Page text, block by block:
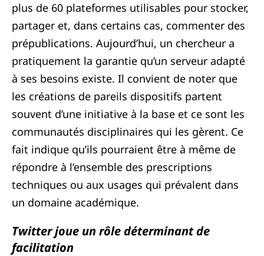
plus de 60 plateformes utilisables pour stocker,
partager et, dans certains cas, commenter des
prépublications. Aujourd’hui, un chercheur a
pratiquement la garantie qu’un serveur adapté
à ses besoins existe. Il convient de noter que
les créations de pareils dispositifs partent
souvent d’une initiative à la base et ce sont les
communautés disciplinaires qui les gèrent. Ce
fait indique qu’ils pourraient être à même de
répondre à l’ensemble des prescriptions
techniques ou aux usages qui prévalent dans
un domaine académique.
Twitter joue un rôle déterminant de
facilitation